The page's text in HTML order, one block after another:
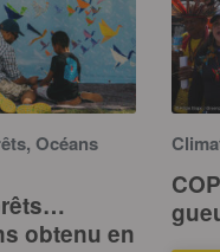
Océans
obtenu en